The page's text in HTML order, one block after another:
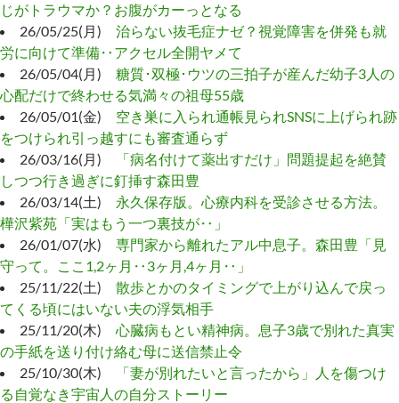
じがトラウマか？お腹がカーっとなる
26/05/25(月) 治らない抜毛症ナゼ？視覚障害を併発も就
労に向けて準備‥アクセル全開ヤメて
26/05/04(月) 糖質･双極･ウツの三拍子が産んだ幼子3人の
心配だけで終わせる気満々の祖母55歳
26/05/01(金) 空き巣に入られ通帳見られSNSに上げられ跡
をつけられ引っ越すにも審査通らず
26/03/16(月)
「病名付けて薬出すだけ」問題提起を絶賛
しつつ行き過ぎに釘挿す森田豊
26/03/14(土) 永久保存版。心療内科を受診させる方法。
樺沢紫苑「実はもう一つ裏技が‥」
26/01/07(水) 専門家から離れたアル中息子。森田豊「見
守って。ここ1,2ヶ月‥3ヶ月,4ヶ月‥」
25/11/22(土) 散歩とかのタイミングで上がり込んで戻っ
てくる頃にはいない夫の浮気相手
25/11/20(木) 心臓病もとい精神病。息子3歳で別れた真実
の手紙を送り付け絡む母に送信禁止令
25/10/30(木)
「妻が別れたいと言ったから」人を傷つけ
る自覚なき宇宙人の自分ストーリー